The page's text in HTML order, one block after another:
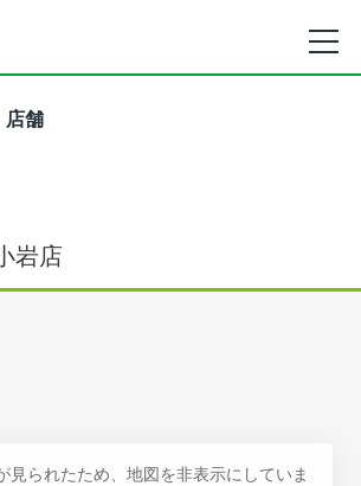
店舗
岩店
見られたため、地図を非表示にしていま